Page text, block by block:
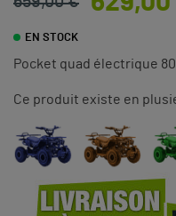
EN STOCK
Pocket quad électrique
Ce produit existe en